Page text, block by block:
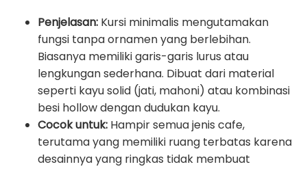
Penjelasan: Kursi minimalis mengutamakan
fungsi tanpa ornamen yang berlebihan.
Biasanya memiliki garis-garis lurus atau
lengkungan sederhana. Dibuat dari material
seperti kayu solid (jati, mahoni) atau kombinasi
besi hollow dengan dudukan kayu.
Cocok untuk: Hampir semua jenis cafe,
terutama yang memiliki ruang terbatas karena
desainnya yang ringkas tidak membuat